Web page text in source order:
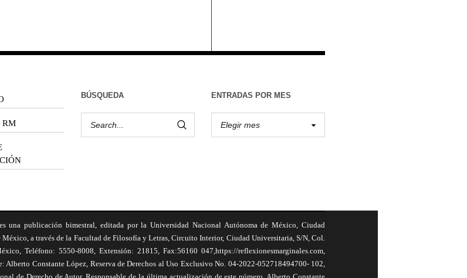
RM
BÚSQUEDA ENTRADAS POR MES
una publicación bimestral, editada por la Universidad Nacional Autónoma de México, Ciudad
a través de la Facultad de Filosofía y Letras, Circuito Interior, Ciudad Universitaria, S/N, Col.
Teléfono: 5550-8008, Extensión: 21815, Fax:56160 047,https://reflexionesmarginales.com,
Alberto Constante López, Reserva de Derechos al Uso Exclusivo No. 04-2022-052718494700- 102,